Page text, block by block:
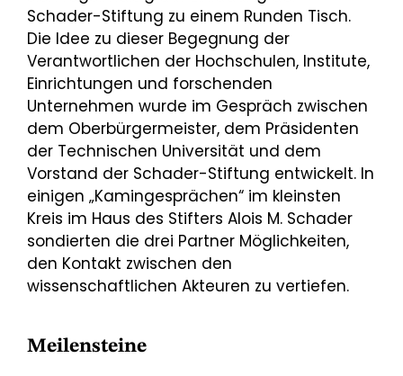
Schader-Stiftung zu einem Runden Tisch.
Die Idee zu dieser Begegnung der
Verantwortlichen der Hochschulen, Institute,
Einrichtungen und forschenden
Unternehmen wurde im Gespräch zwischen
dem Oberbürgermeister, dem Präsidenten
der Technischen Universität und dem
Vorstand der Schader-Stiftung entwickelt. In
einigen „Kamingesprächen“ im kleinsten
Kreis im Haus des Stifters Alois M. Schader
sondierten die drei Partner Möglichkeiten,
den Kontakt zwischen den
wissenschaftlichen Akteuren zu vertiefen.
Meilensteine